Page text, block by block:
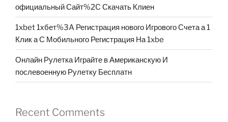
официальный Сайт%2C Скачать Клиен
1xbet 1хбет%3A Регистрация нового Игрового Счета а 1
Клик а С Мобильного Регистрация На 1xbe
Онлайн Рулетка Играйте в Американскую И
послевоенную Рулетку Бесплатн
Recent Comments